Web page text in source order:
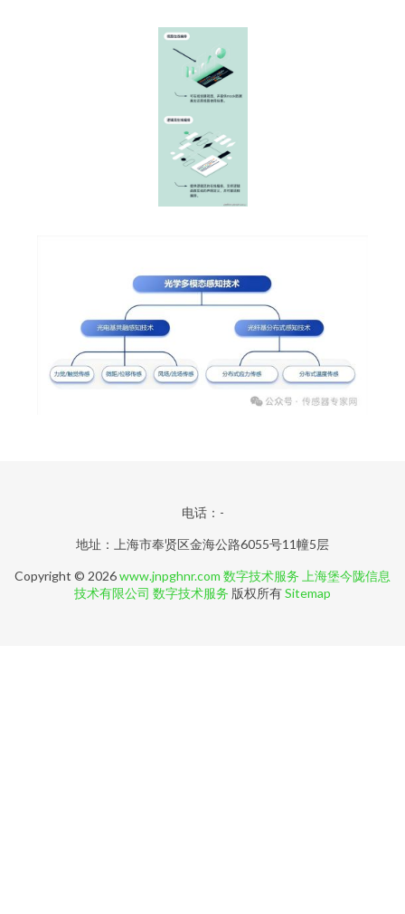
电话：-
地址：上海市奉贤区金海公路6055号11幢5层
Copyright © 2026www.jnpghnr.com 数字技术服务 上海堡今陇信息
技术有限公司 数字技术服务 版权所有Sitemap